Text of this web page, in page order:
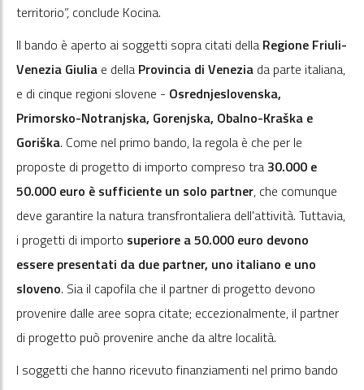
territorio”, conclude Kocina.
Il bando è aperto ai soggetti sopra citati della Regione Friuli-
Venezia Giulia e della Provincia di Venezia da parte italiana,
e di cinque regioni slovene - Osrednjeslovenska,
Primorsko-Notranjska, Gorenjska, Obalno-Kraška e
Goriška. Come nel primo bando, la regola è che per le
proposte di progetto di importo compreso tra30.000 e
50.000 euro è sufficiente un solo partner, che comunque
deve garantire la natura transfrontaliera dell'attività. Tuttavia,
i progetti di importo superiore a 50.000 euro devono
essere presentati da due partner, uno italiano e uno
sloveno. Sia il capofila che il partner di progetto devono
provenire dalle aree sopra citate; eccezionalmente, il partner
di progetto può provenire anche da altre località.
I soggetti che hanno ricevuto finanziamenti nel primo bando